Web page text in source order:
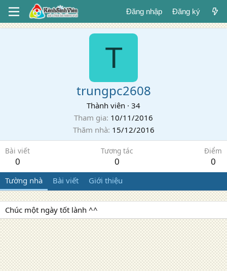
Đăng nhập Đăng ký
T
trungpc2608
Thành viên · 34
Tham gia 10/11/2016
Thăm nhà 15/12/2016
Bài viết
0
Tương tác
0
Điểm
0
Tường nhà Bài viết Giới thiệu
Chúc một ngày tốt lành ^^